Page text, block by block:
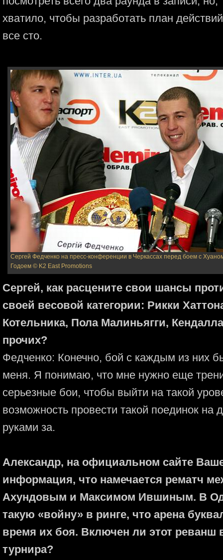
хватило, чтобы разработать план
все сто.
Сергей Федченко на пресс-конференции в Черкассах перед боем c
Годоем © K2 East Promotions
Сергей, как расцените свои шансы
своей весовой категории: Рикки
Котельника, Пола Малиньягги,
прочих?
Федченко: Конечно, бой с каждым из них
меня. Я понимаю, что мне нужно еще
серьезные бои, чтобы выйти на такой
возможность провести такой поединок на
руками за.
Александр, на официальном сайте
информация, что намечается рематч
Ахундовым и Максимом Ившиным. В
такую «войну» в ринге, что арена
время их боя. Включен ли этот реванш
турнира?